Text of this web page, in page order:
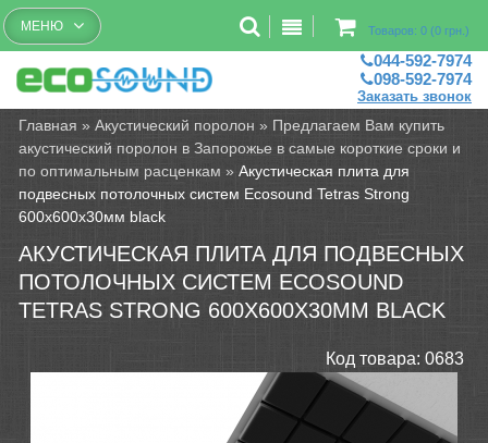
Бесплатный рассчет помещений
Товаров: 0 (0 грн.)
МЕНЮ
044-592-7974
098-592-7974
Заказать звонок
Главная »Акустический поролон » Предлагаем Вам купить
акустический поролон в Запорожье в самые короткие сроки и
по оптимальным расценкам »Акустическая плита для
подвесных потолочных систем Ecosound Tetras Strong
600х600х30мм black
АКУСТИЧЕСКАЯ ПЛИТА ДЛЯ ПОДВЕСНЫХ
ПОТОЛОЧНЫХ СИСТЕМ ECOSOUND
TETRAS STRONG 600Х600Х30ММ BLACK
Код товара: 0683